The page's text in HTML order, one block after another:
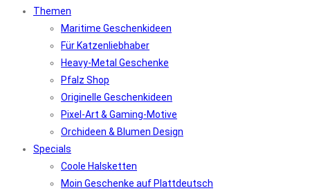
Themen
Maritime Geschenkideen
Für Katzenliebhaber
Heavy-Metal Geschenke
Pfalz Shop
Originelle Geschenkideen
Pixel-Art & Gaming-Motive
Orchideen & Blumen Design
Specials
Coole Halsketten
Moin Geschenke auf Plattdeutsch